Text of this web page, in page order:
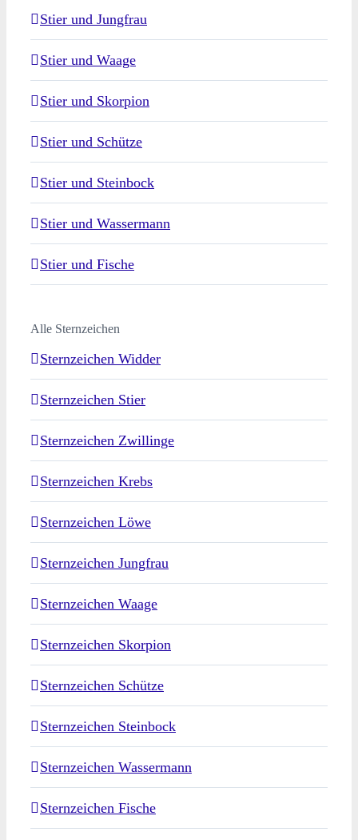
Stier und Jungfrau
Stier und Waage
Stier und Skorpion
Stier und Schütze
Stier und Steinbock
Stier und Wassermann
Stier und Fische
Alle Sternzeichen
Sternzeichen Widder
Sternzeichen Stier
Sternzeichen Zwillinge
Sternzeichen Krebs
Sternzeichen Löwe
Sternzeichen Jungfrau
Sternzeichen Waage
Sternzeichen Skorpion
Sternzeichen Schütze
Sternzeichen Steinbock
Sternzeichen Wassermann
Sternzeichen Fische